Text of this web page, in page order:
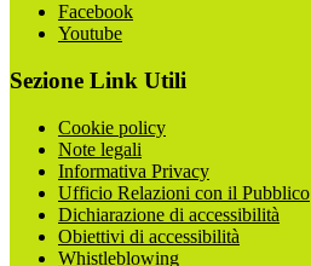
Facebook
Youtube
Sezione Link Utili
Cookie policy
Note legali
Informativa Privacy
Ufficio Relazioni con il Pubblico
Dichiarazione di accessibilità
Obiettivi di accessibilità
Whistleblowing